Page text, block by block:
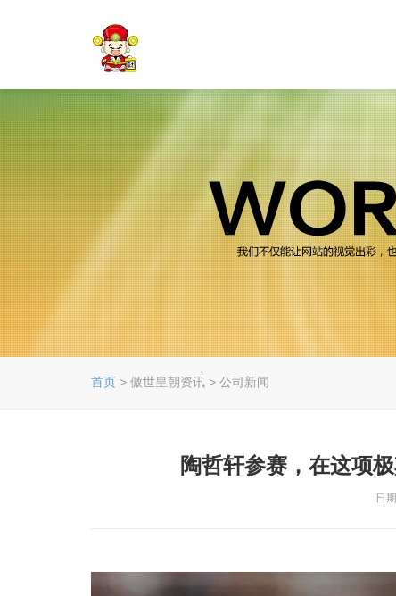
首页 > 傲世皇朝资讯 > 公司新闻
陶哲轩参赛，在这项
日